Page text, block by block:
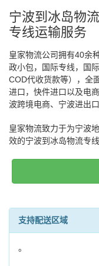
宁波到冰岛物
专线运输服务
皇家物流公司拥有40余
政小包，国际专线，国
COD代收货款等），全
进口，快件进口以及电
波跨境电商、宁波进出
皇家物流致力于为宁波
效的宁波到冰岛物流专线
支持配送区域
。